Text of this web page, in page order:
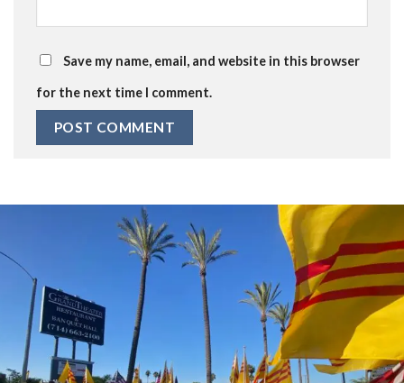
Save my name, email, and website in this browser
for the next time I comment.